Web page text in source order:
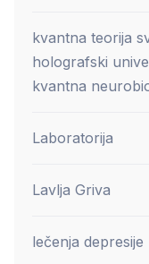
kvantna teorija
holografski
kvantna
Laboratorija
Lavlja Griva
lečenja